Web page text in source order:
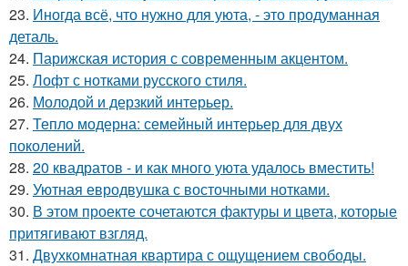
23. Иногда всё, что нужно для уюта, - это продуманная
деталь.
24. Парижская история с современным акцентом.
25. Лофт с нотками русского стиля.
26. Молодой и дерзкий интерьер.
27. Тепло модерна: семейный интерьер для двух
поколений.
28. 20 квадратов - и как много уюта удалось вместить!
29. Уютная евродвушка с восточными нотками.
30. В этом проекте сочетаются фактуры и цвета, которые
притягивают взгляд.
31. Двухкомнатная квартира с ощущением свободы.